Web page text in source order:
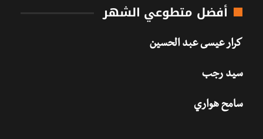
أفضل متطوعي الشهر
كرار عيسى عبد الحسين
سيد رجب
سامح هواري